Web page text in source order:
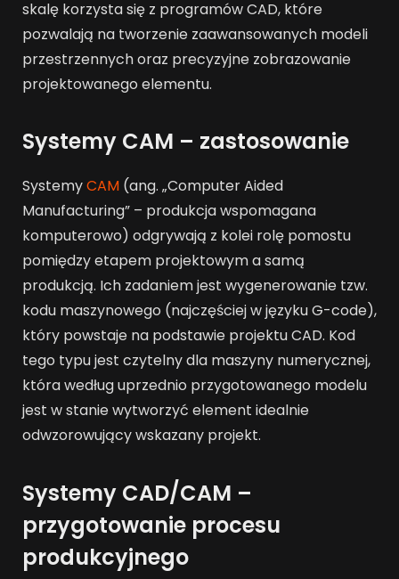
skalę korzysta się z programów CAD, które
pozwalają na tworzenie zaawansowanych modeli
przestrzennych oraz precyzyjne zobrazowanie
projektowanego elementu.
Systemy CAM – zastosowanie
SystemyCAM (ang. „Computer Aided
Manufacturing” – produkcja wspomagana
komputerowo) odgrywają z kolei rolę pomostu
pomiędzy etapem projektowym a samą
produkcją. Ich zadaniem jest wygenerowanie tzw.
kodu maszynowego (najczęściej w języku G-code),
który powstaje na podstawie projektu CAD. Kod
tego typu jest czytelny dla maszyny numerycznej,
która według uprzednio przygotowanego modelu
jest w stanie wytworzyć element idealnie
odwzorowujący wskazany projekt.
Systemy CAD/CAM –
przygotowanie procesu
produkcyjnego